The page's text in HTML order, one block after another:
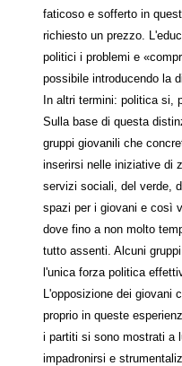
faticoso e sofferto in
richiesto un prezzo.
politici i problemi e
possibile introducendo la
In altri termini: politica si,
Sulla base di questa
gruppi giovanili che
inserirsi nelle iniziative di
servizi sociali, del verde,
spazi per i giovani e così
dove fino a non molto
tutto assenti. Alcuni
l'unica forza politica
L'opposizione dei giovani
proprio in queste
i partiti si sono mostrati a
impadronirsi e